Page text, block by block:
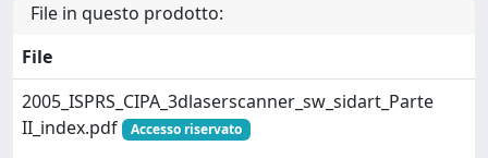
File in questo prodotto:
File
2005_ISPRS_CIPA_3dlaserscanner_sw_sidart_Parte
II_index.pdf
Accesso riservato